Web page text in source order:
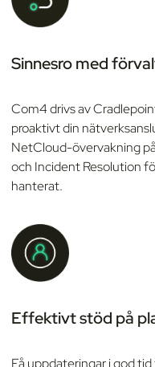
Sinnesro med
Com4 drivs av
proaktivt din
NetCloud-övervakning
och Incident Resolution
hanterat.
Effektivt stöd på
Få uppdateringar i god